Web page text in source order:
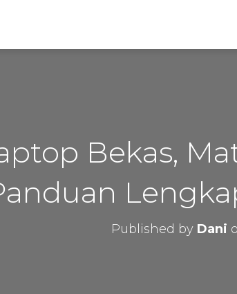
Bekas,
Published by Dani